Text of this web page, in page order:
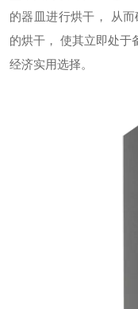
的器皿进行烘干， 从
的烘干， 使其立即处于
经济实用选择。